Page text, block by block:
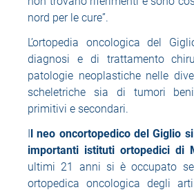
nord per le cure”.
L’ortopedia oncologica del
diagnosi e di trattamento
patologie neoplastiche nelle
scheletriche sia di tumori
primitivi e secondari.
Il neo oncortopedico del Giglio
importanti istituti ortopedici di
ultimi 21 anni si è occupato
ortopedica oncologica degli